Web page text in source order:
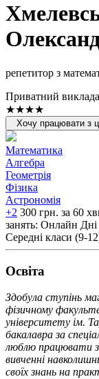
репетитор з
Приватний
★★★★
Хочу працювати з
Математика
Алгебра
Геометрія
Фізика
Астрономія
+2 300 грн. за 60
занять: Онлайн Дні
Середні класи (9-
Освiта
Здобула ступінь
фізичному
університету ім.
бакалавра за
люблю працювати з
вивченні
своїх знань на